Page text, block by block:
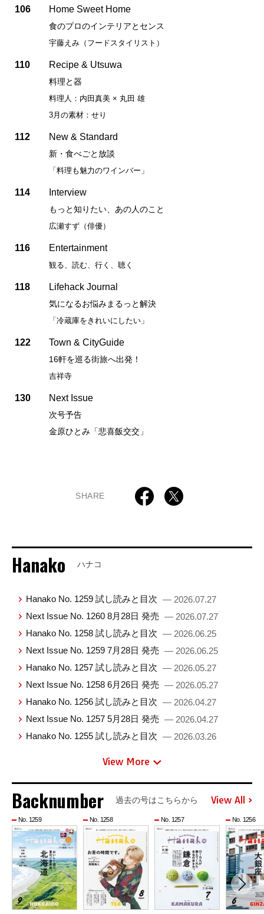
106 Home Sweet Home
食のプロのインテリアとセンス
宇藤えみ（フードスタイリスト）
110 Recipe & Utsuwa
料理と器
料理人：内田真美 × 丸田 雄
3月の素材：せり
112 New & Standard
新・食べごと放談
「料理も魅力のワインバー」
114 Interview
もっと知りたい、あの人のこと
広瀬すず（俳優）
116 Entertainment
観る、読む、行く、聴く
118 Lifehack Journal
気になるお悩みまるっと解決
「冷蔵庫をきれいにしたい」
122 Town & CityGuide
16軒を巡る街旅へ出発！
吉祥寺
130 Next Issue
次号予告
金原ひとみ「悲喜飯交交」
SHARE
Hanako ハナコ
Hanako No. 1259 試し読みと目次 — 2026.07.27
Next Issue No. 1260 8月28日 発売 — 2026.07.27
Hanako No. 1258 試し読みと目次 — 2026.06.25
Next Issue No. 1259 7月28日 発売 — 2026.06.25
Hanako No. 1257 試し読みと目次 — 2026.05.27
Next Issue No. 1258 6月26日 発売 — 2026.05.27
Hanako No. 1256 試し読みと目次 — 2026.04.27
Next Issue No. 1257 5月28日 発売 — 2026.04.27
Hanako No. 1255 試し読みと目次 — 2026.03.26
View More
Backnumber 過去の号はこちらから View All
No. 1259 No. 1258 No. 1257 No. 1256